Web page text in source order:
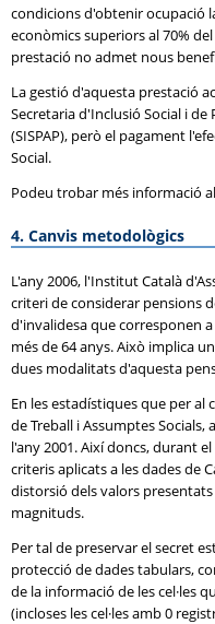
condicions d'obtenir ocupació
econòmics superiors al 70%
prestació no admet nous
La gestió d'aquesta prestació
Secretaria d'Inclusió Social i
(SISPAP), però el pagament
Social.
Podeu trobar més informació
4. Canvis metodològics
L'any 2006, l'Institut Català
criteri de considerar pensions
d'invalidesa que corresponen
més de 64 anys. Això implica
dues modalitats d'aquesta
En les estadístiques que per
de Treball i Assumptes
l'any 2001. Així doncs, durant
criteris aplicats a les dades de
distorsió dels valors
magnituds.
Per tal de preservar el secret
protecció de dades tabulars,
de la informació de les cel·les
(incloses les cel·les amb 0